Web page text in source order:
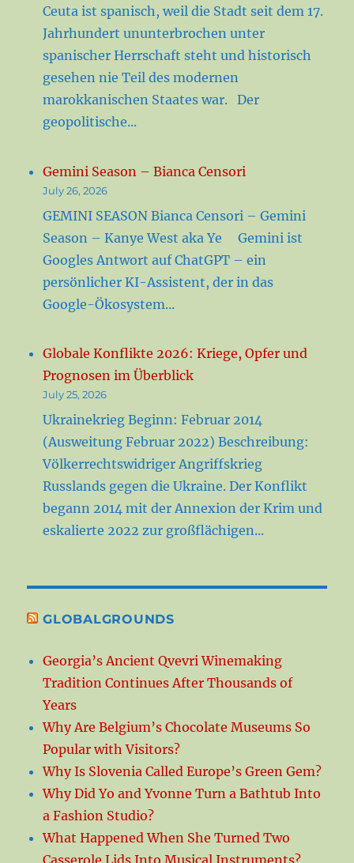
Ceuta ist spanisch, weil die Stadt seit dem 17.
Jahrhundert ununterbrochen unter
spanischer Herrschaft steht und historisch
gesehen nie Teil des modernen
marokkanischen Staates war. Der
geopolitische...
Gemini Season – Bianca Censori
July 26, 2026
GEMINI SEASON Bianca Censori – Gemini
Season – Kanye West aka Ye Gemini ist
Googles Antwort auf ChatGPT – ein
persönlicher KI-Assistent, der in das
Google-Ökosystem...
Globale Konflikte 2026: Kriege, Opfer und
Prognosen im Überblick
July 25, 2026
Ukrainekrieg Beginn: Februar 2014
(Ausweitung Februar 2022) Beschreibung:
Völkerrechtswidriger Angriffskrieg
Russlands gegen die Ukraine. Der Konflikt
begann 2014 mit der Annexion der Krim und
eskalierte 2022 zur großflächigen...
GLOBALGROUNDS
Georgia’s Ancient Qvevri Winemaking
Tradition Continues After Thousands of
Years
Why Are Belgium’s Chocolate Museums So
Popular with Visitors?
Why Is Slovenia Called Europe’s Green Gem?
Why Did Yo and Yvonne Turn a Bathtub Into
a Fashion Studio?
What Happened When She Turned Two